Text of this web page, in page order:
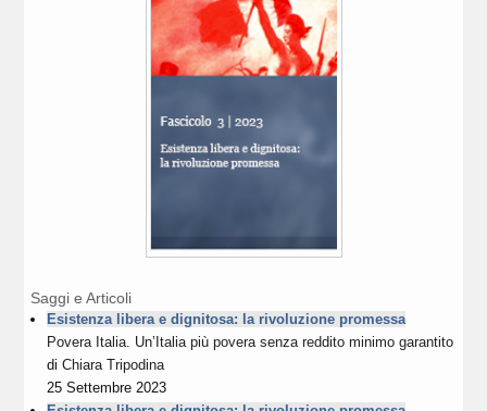
Saggi e Articoli
Esistenza libera e dignitosa: la rivoluzione promessa
Povera Italia. Un’Italia più povera senza reddito minimo garantito
diChiara Tripodina
25 Settembre 2023